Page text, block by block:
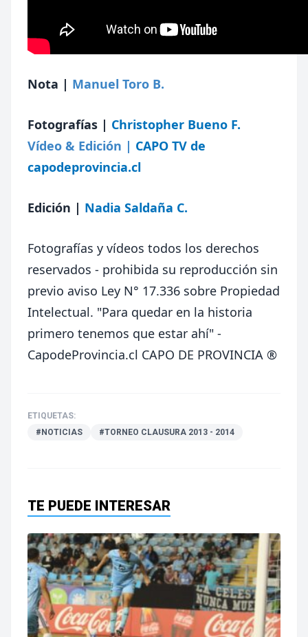
Nota | Manuel Toro B.
Fotografías | Christopher Bueno F.
Vídeo & Edición | CAPO TV de
capodeprovincia.cl
Edición | Nadia Saldaña C.
Fotografías y vídeos todos los derechos
reservados - prohibida su reproducción sin
previo aviso Ley N° 17.336 sobre Propiedad
Intelectual. "Para quedar en la historia
primero tenemos que estar ahí" -
CapodeProvincia.cl CAPO DE PROVINCIA ®
ETIQUETAS:
#NOTICIAS
#TORNEO CLAUSURA 2013 - 2014
TE PUEDE INTERESAR